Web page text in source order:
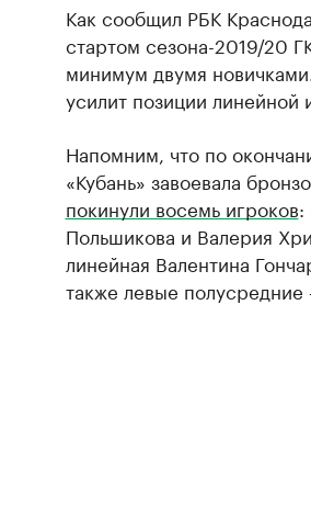
Как сообщил РБК
стартом сезона-2019/20
минимум двумя
усилит позиции линейной
Напомним, что по
«Кубань» завоевала
покинули восемь игроков:
Польшикова и Валерия
линейная Валентина
также левые